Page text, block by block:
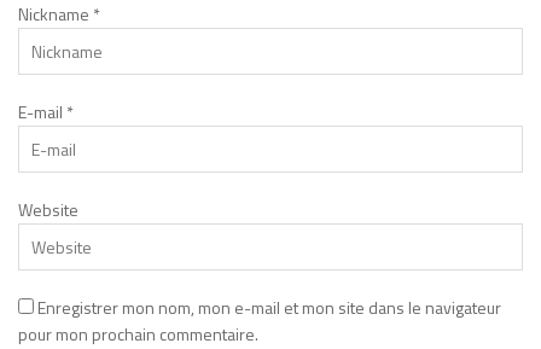
Nickname *
E-mail *
Website
Enregistrer mon nom, mon e-mail et mon site dans le navigateur
pour mon prochain commentaire.